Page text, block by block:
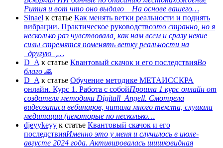
Рития и вот что оно выдало На основе вашего…
Sinael к статье Как менять ветки реальности и поднять
вибрации. Практическое руководствоэто странно, но я
несколько раз чувствовала, как нам всем и сразу некие
силы стремятся поменять ветку реальности на
_другую_,…
D_A к статье Квантовый скачок и его последствияВо
благо 🙏
D_A к статье Обучение методике МЕТАИССКРА
онлайн. Курс 1. Работа с собойПрошла 1 курс онлайн от
создателя методики Digitall_Angell. Смотрела
видеозаписи вебинаров, читала много текста, слушала
медитации (некоторые по несколько…
djeyykeyy к статье Квантовый скачок и его
последствияИменно это у меня и случилось в июле-
августе 2024 года. Активировалась шишковидная